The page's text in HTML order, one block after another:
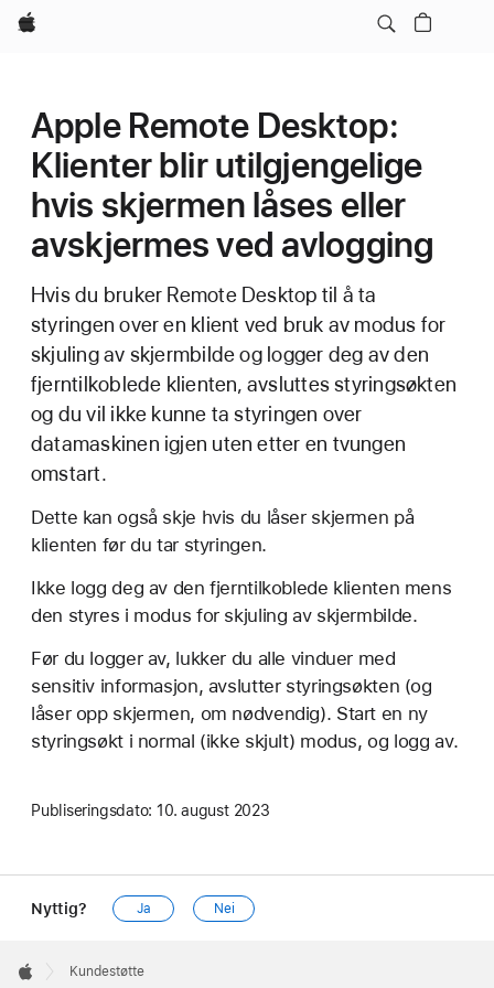
Apple
Apple Remote Desktop:
Klienter blir utilgjengelige
hvis skjermen låses eller
avskjermes ved avlogging
Hvis du bruker Remote Desktop til å ta
styringen over en klient ved bruk av modus for
skjuling av skjermbilde og logger deg av den
fjerntilkoblede klienten, avsluttes styringsøkten
og du vil ikke kunne ta styringen over
datamaskinen igjen uten etter en tvungen
omstart.
Dette kan også skje hvis du låser skjermen på
klienten før du tar styringen.
Ikke logg deg av den fjerntilkoblede klienten mens
den styres i modus for skjuling av skjermbilde.
Før du logger av, lukker du alle vinduer med
sensitiv informasjon, avslutter styringsøkten (og
låser opp skjermen, om nødvendig). Start en ny
styringsøkt i normal (ikke skjult) modus, og logg av.
Publiseringsdato: 10. august 2023
Nyttig? Ja Nei
Footer

Kundestøtte